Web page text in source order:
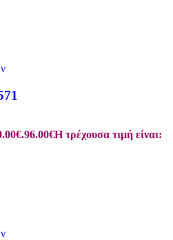
96.00€Η τρέχουσα τιμή είναι: